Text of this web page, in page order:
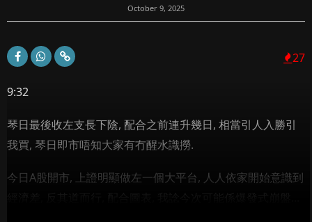
October 9, 2025
27
9:32
琴日最後收左支長下陰, 配合之前連升幾日, 相當引人入勝引
我買, 琴日即市唔知大家有冇醒水識撈.
今日A股開市, 上證明顯做左一個大平台, 人人依家開始意識到